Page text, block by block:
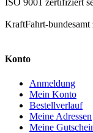
ISO 9001 zertifiziert
KraftFahrt-
Konto
Anmeldung
Mein Konto
Bestellverlauf
Meine Adressen
Meine